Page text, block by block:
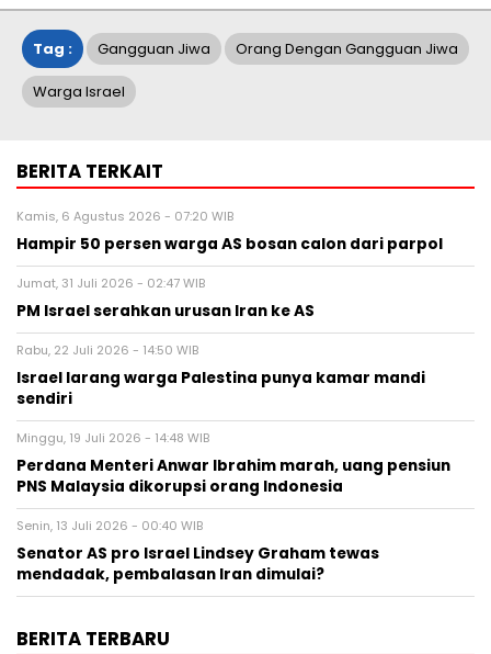
Tag : Gangguan Jiwa Orang Dengan Gangguan Jiwa
Warga Israel
BERITA TERKAIT
Kamis, 6 Agustus 2026 - 07:20 WIB
Hampir 50 persen warga AS bosan calon dari parpol
Jumat, 31 Juli 2026 - 02:47 WIB
PM Israel serahkan urusan Iran ke AS
Rabu, 22 Juli 2026 - 14:50 WIB
Israel larang warga Palestina punya kamar mandi
sendiri
Minggu, 19 Juli 2026 - 14:48 WIB
Perdana Menteri Anwar Ibrahim marah, uang pensiun
PNS Malaysia dikorupsi orang Indonesia
Senin, 13 Juli 2026 - 00:40 WIB
Senator AS pro Israel Lindsey Graham tewas
mendadak, pembalasan Iran dimulai?
BERITA TERBARU